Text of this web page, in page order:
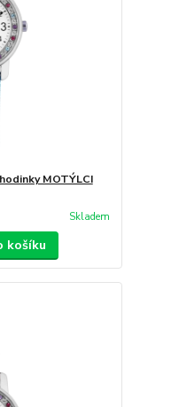
MOTÝLCI
Skladem
košíku